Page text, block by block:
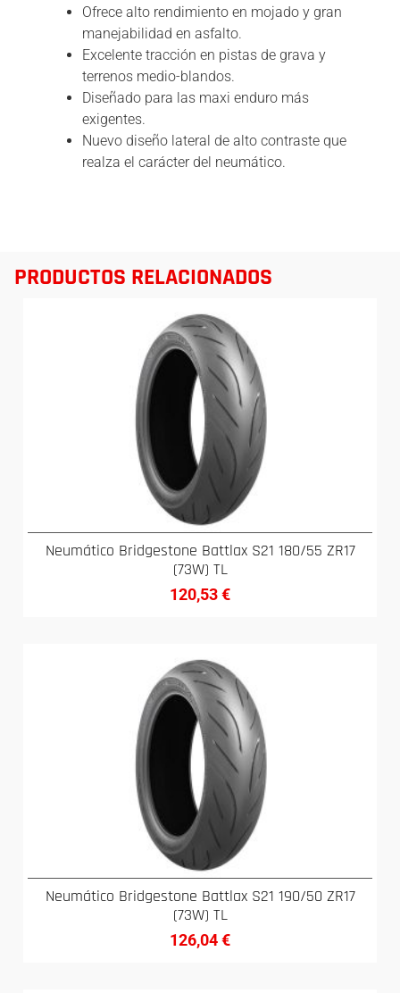
Ofrece alto rendimiento en mojado y gran
manejabilidad en asfalto.
Excelente tracción en pistas de grava y
terrenos medio-blandos.
Diseñado para las maxi enduro más
exigentes.
Nuevo diseño lateral de alto contraste que
realza el carácter del neumático.
PRODUCTOS RELACIONADOS
Neumático Bridgestone Battlax S21 180/55 ZR17
(73W) TL
120,53€
Neumático Bridgestone Battlax S21 190/50 ZR17
(73W) TL
126,04€